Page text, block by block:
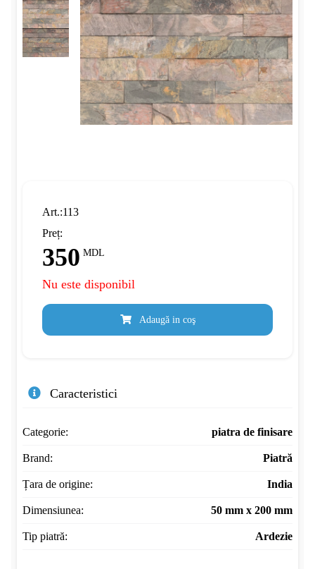
Art.:113
Preț:
350 MDL
Nu este disponibil
Adaugă in coş
Caracteristici
Categorie: piatra de finisare
Brand: Piatră
Țara de origine: India
Dimensiunea: 50 mm x 200 mm
Tip piatră: Ardezie